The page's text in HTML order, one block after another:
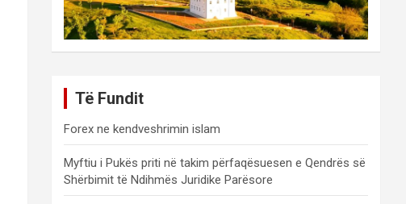
Të Fundit
Forex ne kendveshrimin islam
Myftiu i Pukës priti në takim përfaqësuesen e Qendrës së
Shërbimit të Ndihmës Juridike Parësore